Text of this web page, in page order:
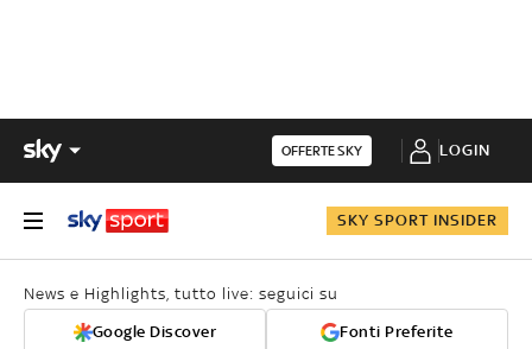
OFFERTE SKY LOGIN
SKY SPORT INSIDER
News e Highlights, tutto live: seguici su
Google Discover Fonti Preferite